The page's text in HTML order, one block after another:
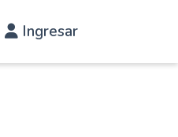
Ingresar